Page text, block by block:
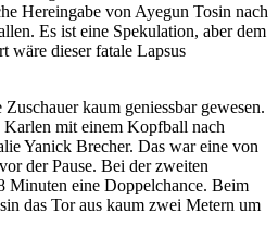
Hereingabe von Ayegun Tosin nach
Es ist eine Spekulation, aber dem
wäre dieser fatale Lapsus
kaum geniessbar gewesen.
Karlen mit einem Kopfball nach
Yanick Brecher. Das war eine von
der Pause. Bei der zweiten
Minuten eine Doppelchance. Beim
das Tor aus kaum zwei Metern um